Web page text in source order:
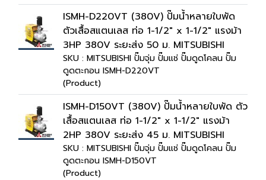
ISMH-D220VT (380V) ปั๊มน้ำหลายใบพัด
ตัวเสื้อสแตนเลส ท่อ 1-1/2" x 1-1/2" แรงม้า
3HP 380V ระยะส่ง 50 ม. MITSUBISHI
SKU : MITSUBISHI ปั๊มจุ่ม ปั๊มแช่ ปั๊มดูดโคลน ปั๊ม
ดูดตะกอน ISMH-D220VT
(Product)
ISMH-D150VT (380V) ปั๊มน้ำหลายใบพัด ตัว
เสื้อสแตนเลส ท่อ 1-1/2" x 1-1/2" แรงม้า
2HP 380V ระยะส่ง 45 ม. MITSUBISHI
SKU : MITSUBISHI ปั๊มจุ่ม ปั๊มแช่ ปั๊มดูดโคลน ปั๊ม
ดูดตะกอน ISMH-D150VT
(Product)